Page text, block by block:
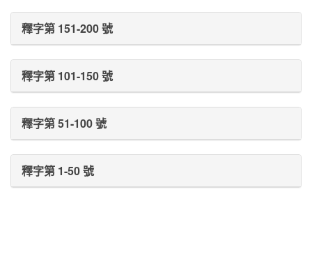
釋字第 151-200 號
釋字第 101-150 號
釋字第 51-100 號
釋字第 1-50 號